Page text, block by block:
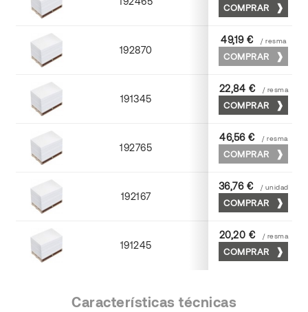
COMPRAR
192870 80
49,19 € / resma
COMPRAR
191345 90
22,84 € / resma
COMPRAR
192765 90
46,56 € / resma
COMPRAR
192167 70
36,76 € / unidad
COMPRAR
191245 80
20,20 € / resma
COMPRAR
Características técnicas